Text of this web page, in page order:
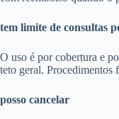
tem limite de consultas
O uso é por cobertura e
teto geral. Procedimentos
posso cancelar